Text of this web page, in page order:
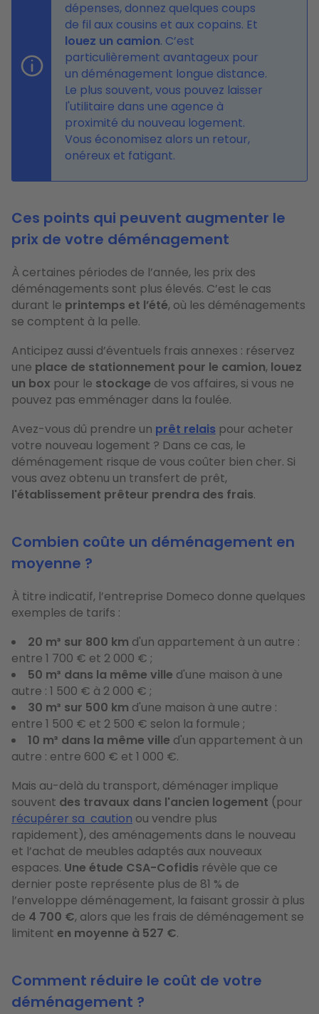
dépenses, donnez quelques coups
de fil aux cousins et aux copains. Et
louez un camion. C’est
particulièrement avantageux pour
un déménagement longue distance.
Le plus souvent, vous pouvez laisser
l'utilitaire dans une agence à
proximité du nouveau logement.
Vous économisez alors un retour,
onéreux et fatigant.
Ces points qui peuvent augmenter le
prix de votre déménagement
À certaines périodes de l’année, les prix des
déménagements sont plus élevés. C’est le cas
durant le printemps et l’été, où les déménagements
se comptent à la pelle.
Anticipez aussi d’éventuels frais annexes : réservez
une place de stationnement pour le camion, louez
un box pour le stockage de vos affaires, si vous ne
pouvez pas emménager dans la foulée.
Avez-vous dû prendre un prêt relais pour acheter
votre nouveau logement ? Dans ce cas, le
déménagement risque de vous coûter bien cher. Si
vous avez obtenu un transfert de prêt,
l'établissement prêteur prendra des frais.
Combien coûte un déménagement en
moyenne ?
À titre indicatif, l’entreprise Domeco donne quelques
exemples de tarifs :
20 m³ sur 800 km d'un appartement à un autre :
entre 1 700 € et 2 000 € ;
50 m³ dans la même ville d'une maison à une
autre : 1 500 € à 2 000 € ;
30 m³ sur 500 km d'une maison à une autre :
entre 1 500 € et 2 500 € selon la formule ;
10 m³ dans la même ville d'un appartement à un
autre : entre 600 € et 1 000 €.
Mais au-delà du transport, déménager implique
souvent des travaux dans l'ancien logement (pour
récupérer sa caution ou vendre plus
rapidement), des aménagements dans le nouveau
et l’achat de meubles adaptés aux nouveaux
espaces. Une étude CSA-Cofidis révèle que ce
dernier poste représente plus de 81 % de
l’enveloppe déménagement, la faisant grossir à plus
de 4 700 €, alors que les frais de déménagement se
limitent en moyenne à 527 €.
Comment réduire le coût de votre
déménagement ?